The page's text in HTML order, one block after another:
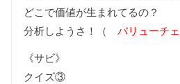
どこで価値が生まれてるの？
分析しようさ！（バリューチ
《サビ》
クイズ③